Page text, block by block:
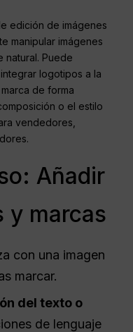
edición de imágenes
manipular imágenes
natural. Puede
logotipos a la
de forma
o el estilo
vendedores,
Añadir
y marcas
con una imagen
marcar.
del texto o
de lenguaje